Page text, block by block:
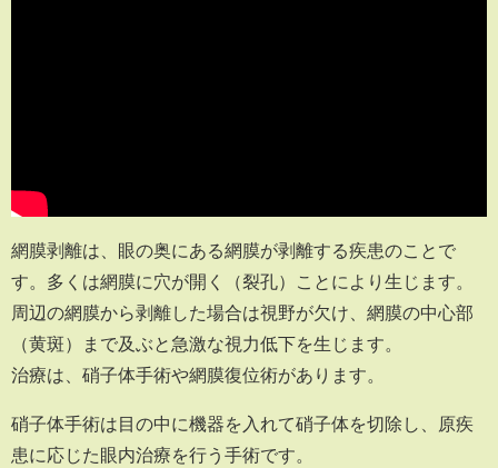
網膜剥離は、眼の奥にある網膜が剥離する疾患のことで
す。多くは網膜に穴が開く（裂孔）ことにより生じます。
周辺の網膜から剥離した場合は視野が欠け、網膜の中心部
（黄斑）まで及ぶと急激な視力低下を生じます。
治療は、硝子体手術や網膜復位術があります。
硝子体手術は目の中に機器を入れて硝子体を切除し、原疾
患に応じた眼内治療を行う手術です。